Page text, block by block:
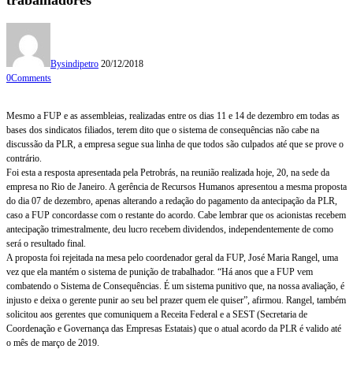
Bysindipetro 20/12/2018
0Comments
Mesmo a FUP e as assembleias, realizadas entre os dias 11 e 14 de dezembro em todas as
bases dos sindicatos filiados, terem dito que o sistema de consequências não cabe na
discussão da PLR, a empresa segue sua linha de que todos são culpados até que se prove o
contrário.
Foi esta a resposta apresentada pela Petrobrás, na reunião realizada hoje, 20, na sede da
empresa no Rio de Janeiro. A gerência de Recursos Humanos apresentou a mesma proposta
do dia 07 de dezembro, apenas alterando a redação do pagamento da antecipação da PLR,
caso a FUP concordasse com o restante do acordo. Cabe lembrar que os acionistas recebem
antecipação trimestralmente, deu lucro recebem dividendos, independentemente de como
será o resultado final.
A proposta foi rejeitada na mesa pelo coordenador geral da FUP, José Maria Rangel, uma
vez que ela mantém o sistema de punição de trabalhador. “Há anos que a FUP vem
combatendo o Sistema de Consequências. É um sistema punitivo que, na nossa avaliação, é
injusto e deixa o gerente punir ao seu bel prazer quem ele quiser”, afirmou. Rangel, também
solicitou aos gerentes que comuniquem a Receita Federal e a SEST (Secretaria de
Coordenação e Governança das Empresas Estatais) que o atual acordo da PLR é valido até
o mês de março de 2019.